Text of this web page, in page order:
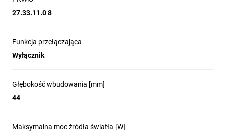
27.33.11.0 8
Funkcja przełączająca
Wyłącznik
Głębokość wbudowania [mm]
44
Maksymalna moc źródła światła [W]